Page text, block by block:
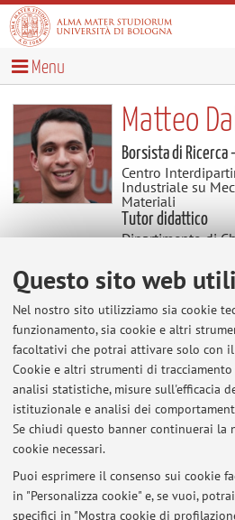
Questo sito web
Nel nostro sito utilizziamo sia cookie
funzionamento, sia cookie e altri
facoltativi che potrai attivare solo con
Cookie e altri strumenti di
analisi statistiche, misure sull'efficacia
istituzionale e analisi dei
Se chiudi questo banner continuerai la
cookie necessari.
Puoi esprimere il consenso sui cookie
in "Personalizza cookie" e, se vuoi,
specifici in "Mostra cookie di
Menu
Matteo
Borsista di Ricerca
Centro
Industriale su
Materiali
Tutor didattico
Dipartimento di
Settore scientifico
INDUSTRIALE
Contenuti utili
Al momento non sono presenti
Al momento non sono